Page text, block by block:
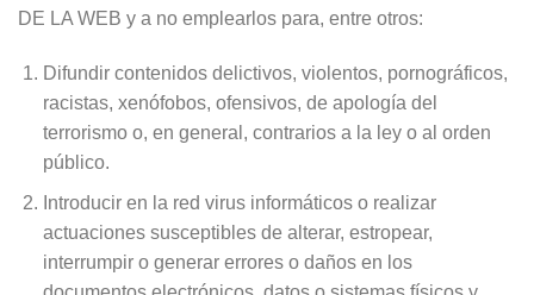
DE LA WEB y a no emplearlos para, entre otros:
Difundir contenidos delictivos, violentos, pornográficos,
racistas, xenófobos, ofensivos, de apología del
terrorismo o, en general, contrarios a la ley o al orden
público.
Introducir en la red virus informáticos o realizar
actuaciones susceptibles de alterar, estropear,
interrumpir o generar errores o daños en los